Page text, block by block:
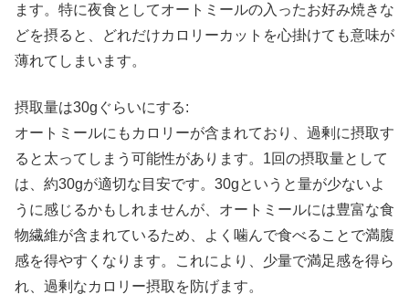
ます。特に夜食としてオートミールの入ったお好み焼きな
どを摂ると、どれだけカロリーカットを心掛けても意味が
薄れてしまいます。
摂取量は30gぐらいにする:
オートミールにもカロリーが含まれており、過剰に摂取す
ると太ってしまう可能性があります。1回の摂取量として
は、約30gが適切な目安です。30gというと量が少ないよ
うに感じるかもしれませんが、オートミールには豊富な食
物繊維が含まれているため、よく噛んで食べることで満腹
感を得やすくなります。これにより、少量で満足感を得ら
れ、過剰なカロリー摂取を防げます。